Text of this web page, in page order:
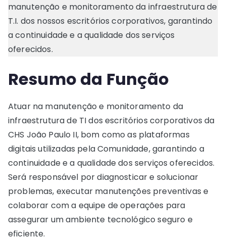
manutenção e monitoramento da infraestrutura de
T.I. dos nossos escritórios corporativos, garantindo
a continuidade e a qualidade dos serviços
oferecidos.
Resumo da Função
Atuar na manutenção e monitoramento da
infraestrutura de TI dos escritórios corporativos da
CHS João Paulo II, bom como as plataformas
digitais utilizadas pela Comunidade, garantindo a
continuidade e a qualidade dos serviços oferecidos.
Será responsável por diagnosticar e solucionar
problemas, executar manutenções preventivas e
colaborar com a equipe de operações para
assegurar um ambiente tecnológico seguro e
eficiente.